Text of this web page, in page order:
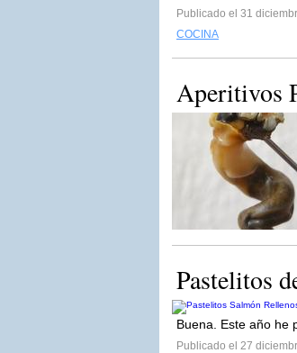
Publicado el 31
COCINA
Aperitivos
Pastelitos
Buena. Este año he
Publicado el 27